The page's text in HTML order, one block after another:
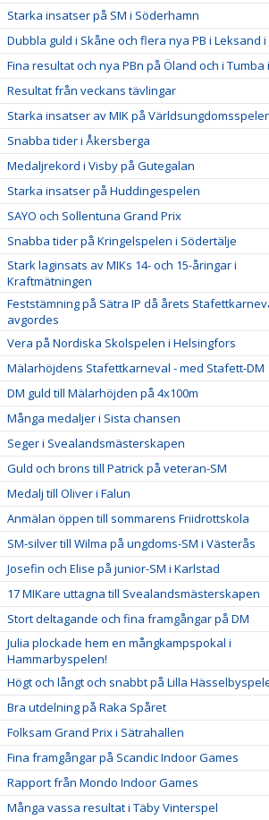
Starka insatser på SM i Söderhamn
Dubbla guld i Skåne och flera nya PB i Leksand
Fina resultat och nya PBn på Öland och i Tumba
Resultat från veckans tävlingar
Starka insatser av MIK på
Snabba tider i Åkersberga
Medaljrekord i Visby på Gutegalan
Starka insatser på Huddingespelen
SAYO och Sollentuna Grand Prix
Snabba tider på Kringelspelen i Södertälje
Stark laginsats av MIKs 14- och 15-åringar i
Kraftmätningen
Feststämning på Sätra IP då årets
avgordes
Vera på Nordiska Skolspelen i Helsingfors
Mälarhöjdens Stafettkarneval - med Stafett-DM
DM guld till Mälarhöjden på 4x100m
Många medaljer i Sista chansen
Seger i Svealandsmästerskapen
Guld och brons till Patrick på veteran-SM
Medalj till Oliver i Falun
Anmälan öppen till sommarens Friidrottskola
SM-silver till Wilma på ungdoms-SM i Västerås
Josefin och Elise på junior-SM i Karlstad
17 MIKare uttagna till Svealandsmästerskapen
Stort deltagande och fina framgångar på DM
Julia plockade hem en mångkampspokal i
Hammarbyspelen!
Högt och långt och snabbt på Lilla
Bra utdelning på Raka Spåret
Folksam Grand Prix i Sätrahallen
Fina framgångar på Scandic Indoor Games
Rapport från Mondo Indoor Games
Många vassa resultat i Täby Vinterspel